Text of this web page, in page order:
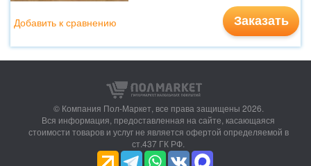
Заказать
Добавить к сравнению
© Компания Пол-Маркет, все права защищены 2026.
Вся информация, предоставленная на сайте, касающаяся
стоимости товаров и услуг не является офертой определяемой в
ст.437 ГК РФ.